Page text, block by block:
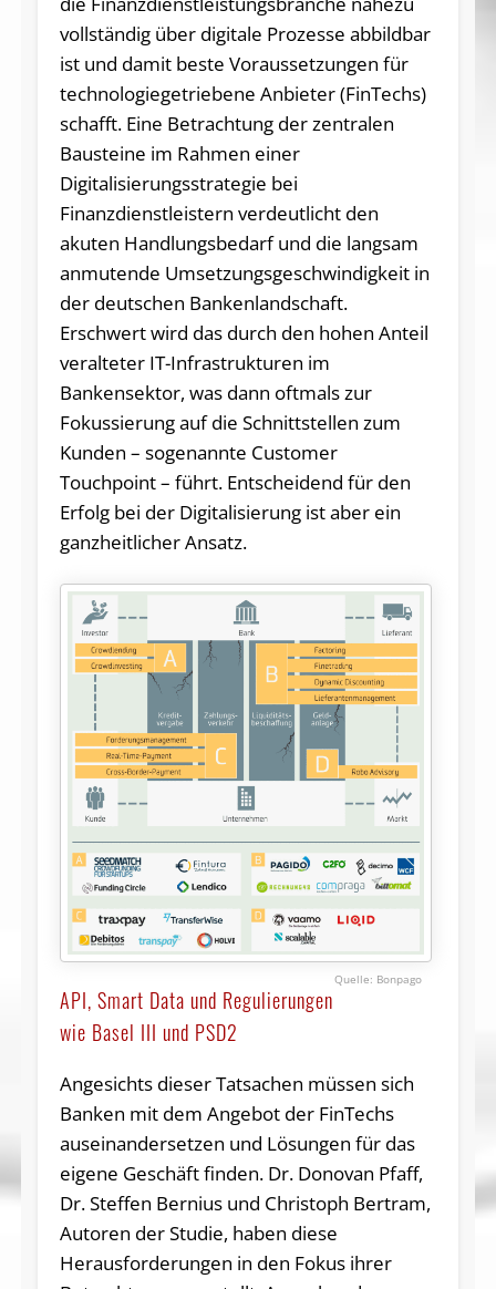
vollständig über digitale Prozesse abbildbar
ist und damit beste Voraussetzungen für
technologiegetriebene Anbieter (FinTechs)
schafft. Eine Betrachtung der zentralen
Bausteine im Rahmen einer
Digitalisierungsstrategie bei
Finanzdienstleistern verdeutlicht den
akuten Handlungsbedarf und die langsam
anmutende Umsetzungsgeschwindigkeit in
der deutschen Bankenlandschaft.
Erschwert wird das durch den hohen Anteil
veralteter IT-Infrastrukturen im
Bankensektor, was dann oftmals zur
Fokussierung auf die Schnittstellen zum
Kunden – sogenannte Customer
Touchpoint – führt. Entscheidend für den
Erfolg bei der Digitalisierung ist aber ein
ganzheitlicher Ansatz.
Bonpago
API, Smart Data und Regulierungen
wie Basel III und PSD2
Angesichts dieser Tatsachen müssen sich
Banken mit dem Angebot der FinTechs
auseinandersetzen und Lösungen für das
eigene Geschäft finden. Dr. Donovan Pfaff,
Dr. Steffen Bernius und Christoph Bertram,
Autoren der Studie, haben diese
Herausforderungen in den Fokus ihrer